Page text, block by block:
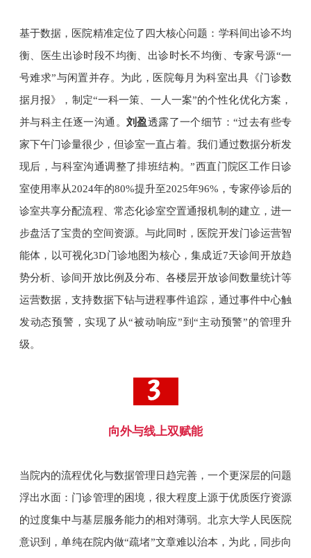
基于数据，医院精准定位了四大核心问题：学科间出诊不均
衡、医生出诊时段不均衡、出诊时长不均衡、专家号源“一
号难求”与闲置并存。为此，医院每月为科室出具《门诊数
据月报》，制定“一科一策、一人一案”的个性化优化方案，
并与科主任逐一沟通。 刘盈透露了一个细节：“过去有些专
家下午门诊量很少，但诊室一直占着。我们通过数据分析发
现后，与科室沟通调整了排班结构。”西直门院区工作日诊
室使用率从2024年的80%提升至2025年96%，专家停诊后的
诊室共享分配流程、常态化诊室空置通报机制的建立，进一
步盘活了宝贵的空间资源。与此同时，医院开发门诊运营智
能体，以可视化3D门诊地图为核心，集成近7天诊间开放趋
势分析、诊间开放比例及分布、各楼层开放诊间数量统计等
运营数据，支持数据下钻与进程事件追踪，通过事件中心触
发动态预警，实现了从“被动响应”到“主动预警”的管理升
级。
向外与线上双赋能
当院内的流程优化与数据管理日趋完善，一个更深层的问题
浮出水面：门诊管理的困境，很大程度上源于优质医疗资源
的过度集中与基层服务能力的相对薄弱。北京大学人民医院
意识到，单纯在院内做“疏堵”文章难以治本，为此，同步向